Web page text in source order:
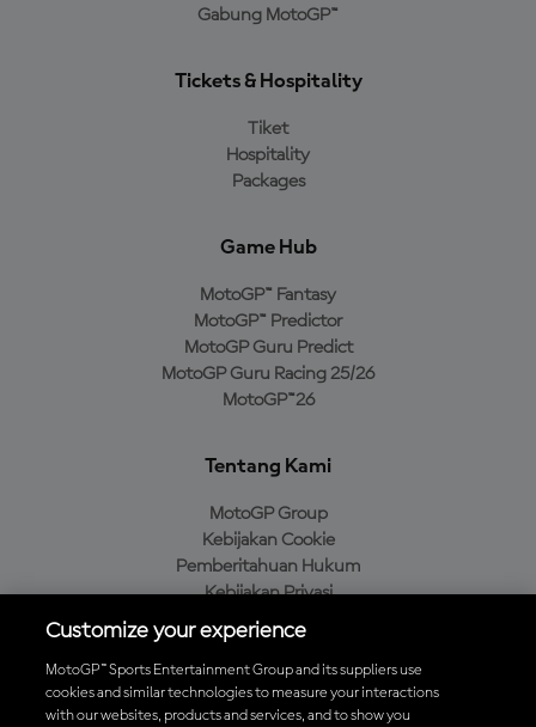
Gabung MotoGP™
Tickets & Hospitality
Tiket
Hospitality
Packages
Game Hub
MotoGP™ Fantasy
MotoGP™ Predictor
MotoGP Guru Predict
MotoGP Guru Racing 25/26
MotoGP™26
Tentang Kami
MotoGP Group
Kebijakan Cookie
Pemberitahuan Hukum
Kebijakan Privasi
Kebijakan Pembelian
Unduh Aplikasi Resmi MotoGP™
Customize your experience
MotoGP™ Sports Entertainment Group and its suppliers use
cookies and similar technologies to measure your interactions
with our websites, products and services, and to show you